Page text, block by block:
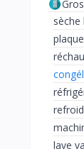
sèche
lave